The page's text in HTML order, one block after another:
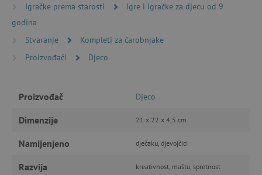
Igračke prema starosti
Igre i igračke za djecu od 9
godina
Stvaranje
Kompleti za čarobnjake
Proizvođači
Djeco
Proizvođač Djeco
Dimenzije 21 x 22 x 4,5 cm
Namijenjeno dječaku, djevojčici
Razvija kreativnost, maštu, spretnost
Nužno potrebni kolačići
Izvedba
funkcionalnost internetske stranice, kao što su
potrebnih kolačića.
CookieScriptConsent